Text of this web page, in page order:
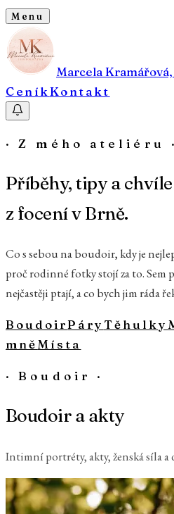
Menu
Marcela
CeníkKontakt
· Z mého ateliéru ·
Příběhy, tipy a chvíle
z focení v Brně.
Co s sebou na boudoir, kdy je
proč rodinné fotky stojí za to. Sem
nejčastěji ptají, a co bych jim ráda
BoudoirPáry Těhulky
mněMísta
·Boudoir ·
Boudoir a akty
Intimní portréty, akty, ženská síla a